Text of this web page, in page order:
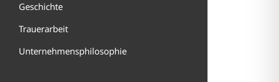
Geschichte
Trauerarbeit
Unternehmensphilosophie